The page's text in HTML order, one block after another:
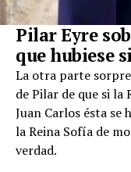
Pilar Eyre
que hubiese
La otra parte
de Pilar de que si la
Juan Carlos ésta se
la Reina Sofía de
verdad.